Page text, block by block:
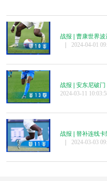
战报 | 曹康世界
|
2024-04-01
战报 | 安东尼破
2024-03-11
战报 | 替补连线
|
2024-03-03